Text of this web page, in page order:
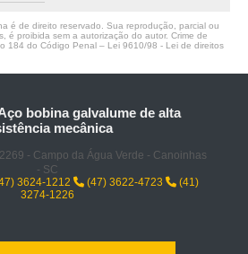
é de direito reservado. Sua reprodução, parcial ou
é proibida sem a autorização do autor. Crime de
184 do Código Penal – Lei 9610/98 - Lei de direitos
bobina galvalume de alta
mecânica
- Campo da Água Verde - Canoinhas
- SC
3624-1212 (47) 3622-4723
(41)
3274-1226